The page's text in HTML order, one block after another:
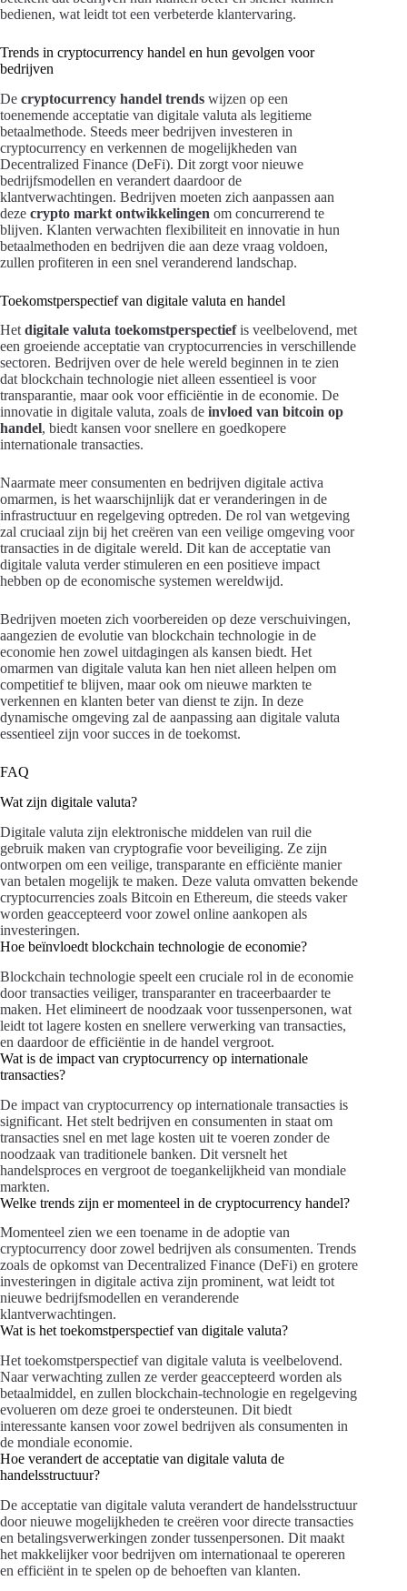
bedienen, wat leidt tot een verbeterde klantervaring.
Trends in cryptocurrency handel en hun gevolgen voor
bedrijven
De cryptocurrency handel trends wijzen op een
toenemende acceptatie van digitale valuta als legitieme
betaalmethode. Steeds meer bedrijven investeren in
cryptocurrency en verkennen de mogelijkheden van
Decentralized Finance (DeFi). Dit zorgt voor nieuwe
bedrijfsmodellen en verandert daardoor de
klantverwachtingen. Bedrijven moeten zich aanpassen aan
deze crypto markt ontwikkelingen om concurrerend te
blijven. Klanten verwachten flexibiliteit en innovatie in hun
betaalmethoden en bedrijven die aan deze vraag voldoen,
zullen profiteren in een snel veranderend landschap.
Toekomstperspectief van digitale valuta en handel
Het digitale valuta toekomstperspectiefis veelbelovend, met
een groeiende acceptatie van cryptocurrencies in verschillende
sectoren. Bedrijven over de hele wereld beginnen in te zien
dat blockchain technologie niet alleen essentieel is voor
transparantie, maar ook voor efficiëntie in de economie. De
innovatie in digitale valuta, zoals de invloed van bitcoin op
handel, biedt kansen voor snellere en goedkopere
internationale transacties.
Naarmate meer consumenten en bedrijven digitale activa
omarmen, is het waarschijnlijk dat er veranderingen in de
infrastructuur en regelgeving optreden. De rol van wetgeving
zal cruciaal zijn bij het creëren van een veilige omgeving voor
transacties in de digitale wereld. Dit kan de acceptatie van
digitale valuta verder stimuleren en een positieve impact
hebben op de economische systemen wereldwijd.
Bedrijven moeten zich voorbereiden op deze verschuivingen,
aangezien de evolutie van blockchain technologie in de
economie hen zowel uitdagingen als kansen biedt. Het
omarmen van digitale valuta kan hen niet alleen helpen om
competitief te blijven, maar ook om nieuwe markten te
verkennen en klanten beter van dienst te zijn. In deze
dynamische omgeving zal de aanpassing aan digitale valuta
essentieel zijn voor succes in de toekomst.
FAQ
Wat zijn digitale valuta?
Digitale valuta zijn elektronische middelen van ruil die
gebruik maken van cryptografie voor beveiliging. Ze zijn
ontworpen om een veilige, transparante en efficiënte manier
van betalen mogelijk te maken. Deze valuta omvatten bekende
cryptocurrencies zoals Bitcoin en Ethereum, die steeds vaker
worden geaccepteerd voor zowel online aankopen als
investeringen.
Hoe beïnvloedt blockchain technologie de economie?
Blockchain technologie speelt een cruciale rol in de economie
door transacties veiliger, transparanter en traceerbaarder te
maken. Het elimineert de noodzaak voor tussenpersonen, wat
leidt tot lagere kosten en snellere verwerking van transacties,
en daardoor de efficiëntie in de handel vergroot.
Wat is de impact van cryptocurrency op internationale
transacties?
De impact van cryptocurrency op internationale transacties is
significant. Het stelt bedrijven en consumenten in staat om
transacties snel en met lage kosten uit te voeren zonder de
noodzaak van traditionele banken. Dit versnelt het
handelsproces en vergroot de toegankelijkheid van mondiale
markten.
Welke trends zijn er momenteel in de cryptocurrency handel?
Momenteel zien we een toename in de adoptie van
cryptocurrency door zowel bedrijven als consumenten. Trends
zoals de opkomst van Decentralized Finance (DeFi) en grotere
investeringen in digitale activa zijn prominent, wat leidt tot
nieuwe bedrijfsmodellen en veranderende
klantverwachtingen.
Wat is het toekomstperspectief van digitale valuta?
Het toekomstperspectief van digitale valuta is veelbelovend.
Naar verwachting zullen ze verder geaccepteerd worden als
betaalmiddel, en zullen blockchain-technologie en regelgeving
evolueren om deze groei te ondersteunen. Dit biedt
interessante kansen voor zowel bedrijven als consumenten in
de mondiale economie.
Hoe verandert de acceptatie van digitale valuta de
handelsstructuur?
De acceptatie van digitale valuta verandert de handelsstructuur
door nieuwe mogelijkheden te creëren voor directe transacties
en betalingsverwerkingen zonder tussenpersonen. Dit maakt
het makkelijker voor bedrijven om internationaal te opereren
en efficiënt in te spelen op de behoeften van klanten.